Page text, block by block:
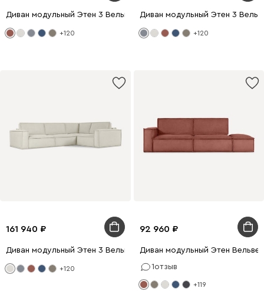
Диван модульный Этен 3 Вельвет Терракотовый
+120
Диван модульный Этен 3
+120
161 940
Диван модульный Этен 3 Вельвет Молочный
+120
92 960
Диван модульный Этен
1отзыв
+119